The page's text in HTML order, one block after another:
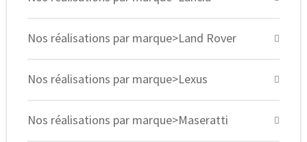
Nos réalisations par marque>Land Rover
Nos réalisations par marque>Lexus
Nos réalisations par marque>Maseratti